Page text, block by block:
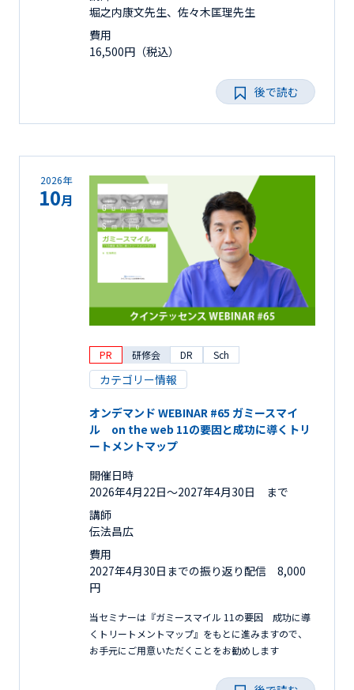
堀之内康文先生、佐々木匡理先生
費用
16,500円（税込）
後で読む
2026年
10月
PR 研修会 DR Sch
カテゴリー情報
オンデマンド WEBINAR #65 ガミースマイ
ル on the web 11の要因と成功に導くトリ
ートメントマップ
開催日時
2026年4月22日〜2027年4月30日 まで
講師
伝法昌広
費用
2027年4月30日までの振り返り配信 8,000
円
当セミナーは『ガミースマイル 11の要因 成功に導
くトリートメントマップ』をもとに進みますので、
お手元にご用意いただくことをお勧めします